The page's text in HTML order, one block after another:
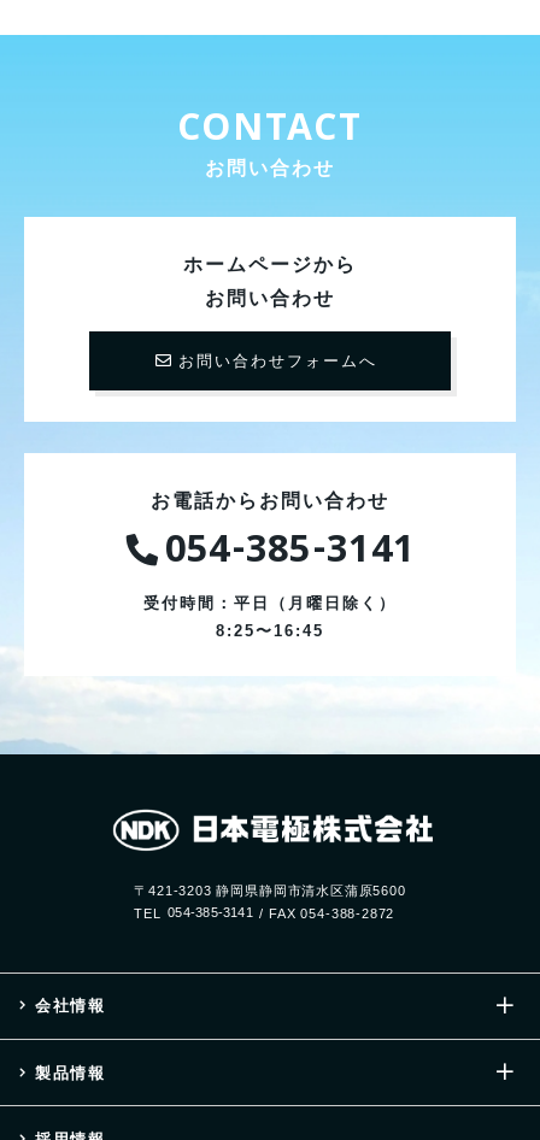
CONTACT
お問い合わせ
ホームページから
お問い合わせ
お問い合わせフォームへ
お電話からお問い合わせ
054-385-3141
受付時間：平日（月曜日除く）
8:25〜16:45
〒421-3203 静岡県静岡市清水区蒲原5600
TEL
054-385-3141 / FAX054-388-2872
会社情報
製品情報